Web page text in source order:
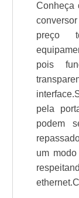
Conheça
preço
pois
pela
podem
um modo